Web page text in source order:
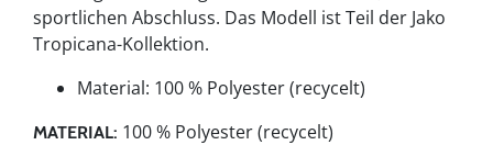
sportlichen Abschluss. Das Modell ist Teil der Jako
Tropicana-Kollektion.
Material: 100 % Polyester (recycelt)
MATERIAL: 100 % Polyester (recycelt)